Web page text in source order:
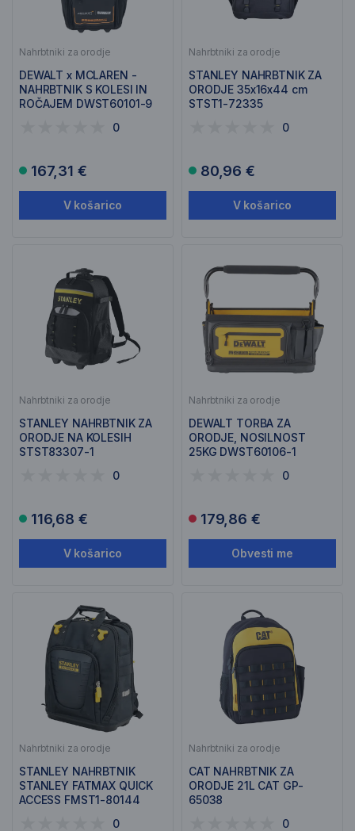
Nahrbtniki za orodje
DEWALT x MCLAREN -
NAHRBTNIK S KOLESI IN
ROČAJEM DWST60101-9
0
167,31 €
V košarico
Nahrbtniki za orodje
STANLEY NAHRBTNIK ZA
ORODJE 35x16x44 cm
STST1-72335
0
80,96 €
V košarico
Nahrbtniki za orodje
STANLEY NAHRBTNIK ZA
ORODJE NA KOLESIH
STST83307-1
0
116,68 €
V košarico
Nahrbtniki za orodje
DEWALT TORBA ZA
ORODJE, NOSILNOST
25KG DWST60106-1
0
179,86 €
Obvesti me
Nahrbtniki za orodje
STANLEY NAHRBTNIK
STANLEY FATMAX QUICK
ACCESS FMST1-80144
0
Nahrbtniki za orodje
CAT NAHRBTNIK ZA
ORODJE 21L CAT GP-
65038
0